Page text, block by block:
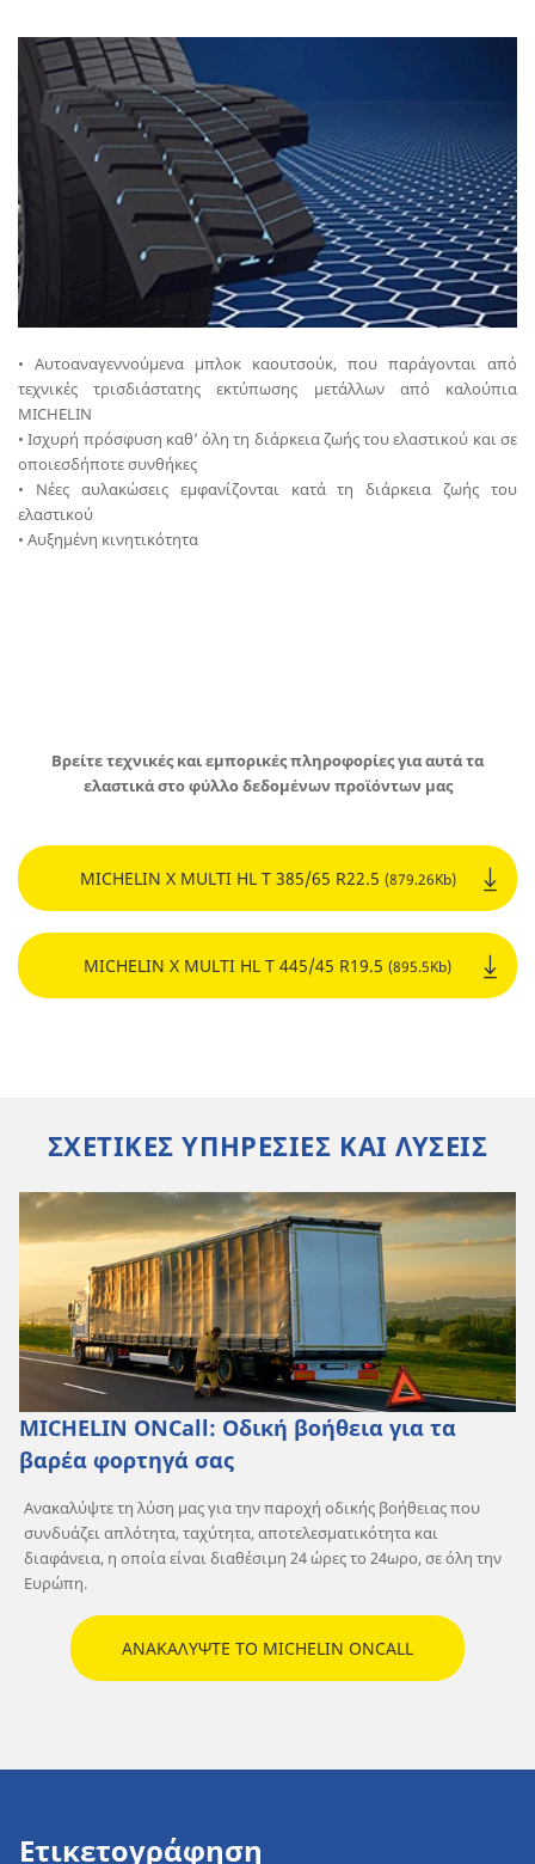
• Αυτοαναγεννούμενα μπλοκ καουτσούκ, που παράγονται από
τεχνικές τρισδιάστατης εκτύπωσης μετάλλων από καλούπια
MICHELIN
• Ισχυρή πρόσφυση καθ’ όλη τη διάρκεια ζωής του ελαστικού και σε
οποιεσδήποτε συνθήκες
• Νέες αυλακώσεις εμφανίζονται κατά τη διάρκεια ζωής του
ελαστικού
• Αυξημένη κινητικότητα
Βρείτε τεχνικές και εμπορικές πληροφορίες για αυτά τα
ελαστικά στο φύλλο δεδομένων προϊόντων μας
MICHELIN X MULTI HL T 385/65 R22.5 (879.26Kb)
MICHELIN X MULTI HL T 445/45 R19.5 (895.5Kb)
ΣΧΕΤΙΚΕΣ ΥΠΗΡΕΣΙΕΣ ΚΑΙ ΛΥΣΕΙΣ
MICHELIN ONCall: Οδική βοήθεια για τα
βαρέα φορτηγά σας
Ανακαλύψτε τη λύση μας για την παροχή οδικής βοήθειας που
συνδυάζει απλότητα, ταχύτητα, αποτελεσματικότητα και
διαφάνεια, η οποία είναι διαθέσιμη 24 ώρες το 24ωρο, σε όλη την
Ευρώπη.
ΑΝΑΚΑΛΥΨΤΕ ΤΟ MICHELIN ONCALL
Ετικετογράφηση